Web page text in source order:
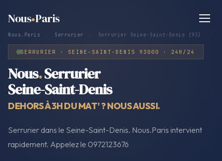
Nous Paris
Nous.Paris Serrurier Serrurier Seine-Saint-Denis (93)
SERRURIER · SEINE-SAINT-DENIS 93000 · 24H/24
Nous.Serrurier
Seine-Saint-Denis
DEHORS À 3H DU MAT' ? NOUS AUSSI.
Serrurier dans le Seine-Saint-Denis. Nous.Paris intervient
rapidement. Appelez le 0972123676